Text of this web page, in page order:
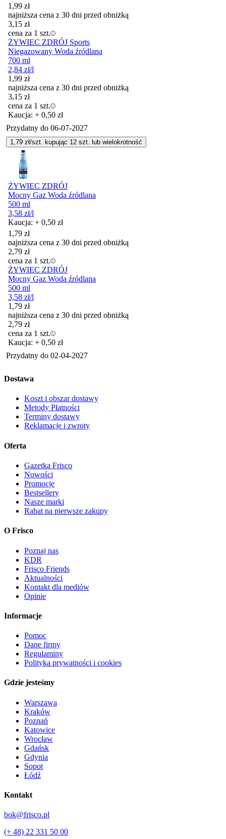
1,99 zł
najniższa cena z 30 dni przed obniżką
3,15 zł
cena za 1 szt.
ŻYWIEC ZDRÓJ Sports
Niegazowany Woda źródlana
700 ml
2,84 zł/l
1,99 zł
najniższa cena z 30 dni przed obniżką
3,15 zł
cena za 1 szt.
Kaucja: + 0,50 zł
Przydatny do 06-07-2027
1,79 zł/szt. kupując 12 szt. lub wielokrotność
ŻYWIEC ZDRÓJ
Mocny Gaz Woda źródlana
500 ml
3,58 zł/l
Kaucja: + 0,50 zł
1,79 zł
najniższa cena z 30 dni przed obniżką
2,79 zł
cena za 1 szt.
ŻYWIEC ZDRÓJ
Mocny Gaz Woda źródlana
500 ml
3,58 zł/l
1,79 zł
najniższa cena z 30 dni przed obniżką
2,79 zł
cena za 1 szt.
Kaucja: + 0,50 zł
Przydatny do 02-04-2027
Dostawa
Koszt i obszar dostawy
Metody Płatności
Terminy dostawy
Reklamacje i zwroty
Oferta
Gazetka Frisco
Nowości
Promocje
Bestsellery
Nasze marki
Rabat na pierwsze zakupy
O Frisco
Poznaj nas
KDR
Frisco Friends
Aktualności
Kontakt dla mediów
Opinie
Informacje
Pomoc
Dane firmy
Regulaminy
Polityka prywatności i cookies
Gdzie jesteśmy
Warszawa
Kraków
Poznań
Katowice
Wrocław
Gdańsk
Gdynia
Sopot
Łódź
Kontakt
bok@frisco.pl
(+ 48) 22 331 50 00